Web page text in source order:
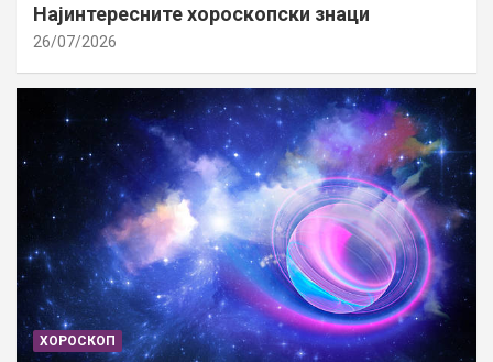
Најинтересните хороскопски знаци
26/07/2026
ХОРОСКОП